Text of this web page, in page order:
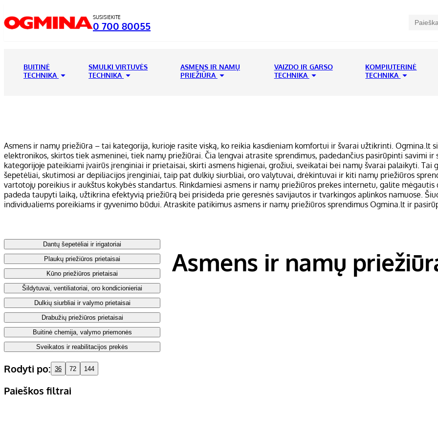
SUSISIEKITE
0 700 80055
BUITINĖ
TECHNIKA
SMULKI VIRTUVĖS
TECHNIKA
ASMENS IR NAMŲ
PRIEŽIŪRA
VAIZDO IR GARSO
TECHNIKA
KOMPIUTERINĖ
TECHNIKA
Asmens ir namų priežiūra – tai kategorija, kurioje rasite viską, ko reikia kasdieniam komfortui ir švarai užtikrinti. Ogmina.lt
elektronikos, skirtos tiek asmeninei, tiek namų priežiūrai. Čia lengvai atrasite sprendimus, padedančius pasirūpinti savimi
kategorijoje pateikiami įvairūs įrenginiai ir prietaisai, skirti asmens higienai, grožiui, sveikatai bei namų švarai palaikyti.
šepetėliai, skutimosi ar depiliacijos įrenginiai, taip pat dulkių siurbliai, oro valytuvai, drėkintuvai ir kiti namų priežiūros
vartotojų poreikius ir aukštus kokybės standartus. Rinkdamiesi asmens ir namų priežiūros prekes internetu, galite
padeda taupyti laiką, užtikrina efektyvią priežiūrą bei prisideda prie geresnės savijautos ir tvarkingos aplinkos namuose.
individualiems poreikiams ir gyvenimo būdui. Atraskite patikimus asmens ir namų priežiūros sprendimus Ogmina.lt ir
Dantų šepetėliai ir irigatoriai
Plaukų priežiūros prietaisai
Kūno priežiūros prietaisai
Šildytuvai, ventiliatoriai, oro kondicionieriai
Dulkių siurbliai ir valymo prietaisai
Drabužių priežiūros prietaisai
Buitinė chemija, valymo priemonės
Sveikatos ir reabilitacijos prekės
Rodyti po: 36 72 144
Paieškos filtrai
Asmens ir namų